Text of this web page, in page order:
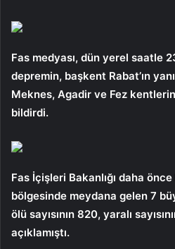
Fas medyası, dün yerel saatle
depremin, başkent Rabat’ın
Meknes, Agadir ve Fez
bildirdi.
Fas İçişleri Bakanlığı daha
bölgesinde meydana gelen 7
ölü sayısının 820, yaralı
açıklamıştı.